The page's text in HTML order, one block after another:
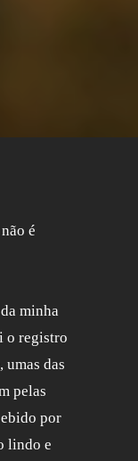
é
minha
o registro
das
pelas
por
lindo e